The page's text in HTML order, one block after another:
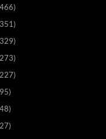
(466)
(351)
(329)
(273)
(227)
(95)
(48)
(27)